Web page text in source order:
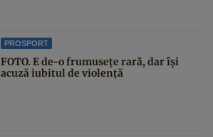
PROSPORT
FOTO. E de-o frumusețe rară, dar își
acuză iubitul de violență